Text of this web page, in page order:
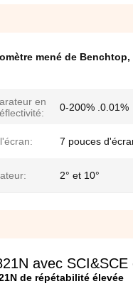
mené de Benchtop,
en
0-200% .0.01%
7 pouces
2° et 10°
avec
de répétabilité élevée